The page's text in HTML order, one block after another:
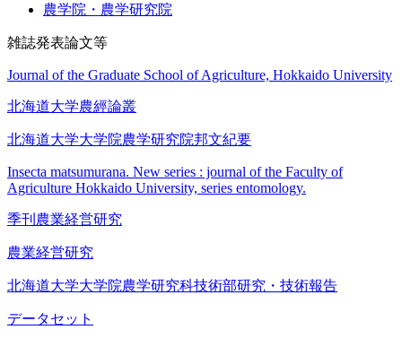
農学院・農学研究院
雑誌発表論文等
Journal of the Graduate School of Agriculture, Hokkaido University
北海道大学農經論叢
北海道大学大学院農学研究院邦文紀要
Insecta matsumurana. New series : journal of the Faculty of
Agriculture Hokkaido University, series entomology.
季刊農業経営研究
農業経営研究
北海道大学大学院農学研究科技術部研究・技術報告
データセット